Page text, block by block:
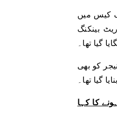
​​کیس میں
بینکنگ
گیا تھا۔
کو بھی
گیا تھا۔